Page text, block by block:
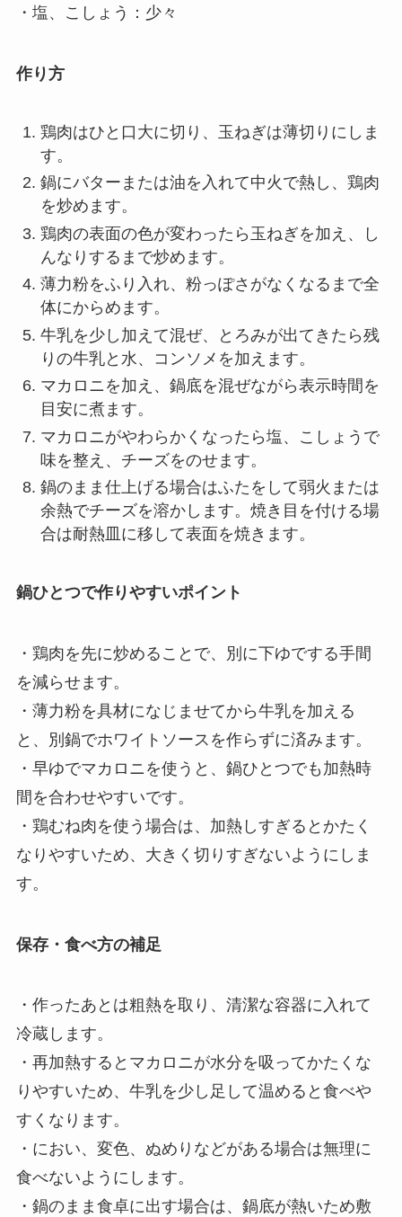
・塩、こしょう：少々
作り方
鶏肉はひと口大に切り、玉ねぎは薄切りにしま
す。
鍋にバターまたは油を入れて中火で熱し、鶏肉
を炒めます。
鶏肉の表面の色が変わったら玉ねぎを加え、し
んなりするまで炒めます。
薄力粉をふり入れ、粉っぽさがなくなるまで全
体にからめます。
牛乳を少し加えて混ぜ、とろみが出てきたら残
りの牛乳と水、コンソメを加えます。
マカロニを加え、鍋底を混ぜながら表示時間を
目安に煮ます。
マカロニがやわらかくなったら塩、こしょうで
味を整え、チーズをのせます。
鍋のまま仕上げる場合はふたをして弱火または
余熱でチーズを溶かします。焼き目を付ける場
合は耐熱皿に移して表面を焼きます。
鍋ひとつで作りやすいポイント
・鶏肉を先に炒めることで、別に下ゆでする手間
を減らせます。
・薄力粉を具材になじませてから牛乳を加える
と、別鍋でホワイトソースを作らずに済みます。
・早ゆでマカロニを使うと、鍋ひとつでも加熱時
間を合わせやすいです。
・鶏むね肉を使う場合は、加熱しすぎるとかたく
なりやすいため、大きく切りすぎないようにしま
す。
保存・食べ方の補足
・作ったあとは粗熱を取り、清潔な容器に入れて
冷蔵します。
・再加熱するとマカロニが水分を吸ってかたくな
りやすいため、牛乳を少し足して温めると食べや
すくなります。
・におい、変色、ぬめりなどがある場合は無理に
食べないようにします。
・鍋のまま食卓に出す場合は、鍋底が熱いため敷